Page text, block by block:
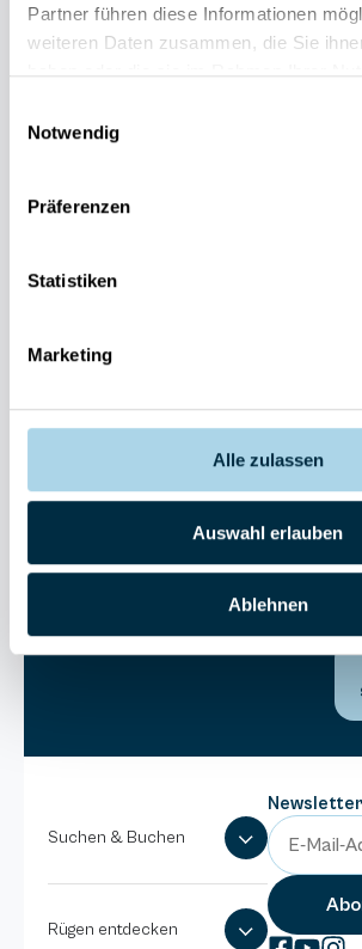
Partner führen diese Informationen
weiteren Daten zusammen, die Sie
Notwendig
Präferenzen
Statistiken
Marketing
Alle zulassen
Auswahl erlauben
Ablehnen
Sofortige Buchungsbestätigung
Persönlicher Gästeservice vor Ort
Fragen und Wünsche?
Suchen & Buchen
Rügen entdecken